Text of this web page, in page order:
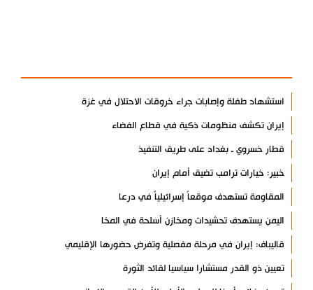
استشهاد طفلة وإصابات جراء خروقات الاحتلال في غزة
إيران تكشف منظومات ذكية في قطاع الفضاء
قطار خسروي ـ بغداد على طريق التنفيذ
خبير: خيارات ترامب تضيق أمام إيران
المقاومة تستهدف موقعاً إسرائيلياً في درعا
اليمن يستهدف تحشيدات ومخازن أسلحة في المخا
قاليباف: إيران في مرحلة مفصلية وتفرض حضورها الإقليمي
تعيين ذو القدر مستشارا سياسيا لقائد الثورة